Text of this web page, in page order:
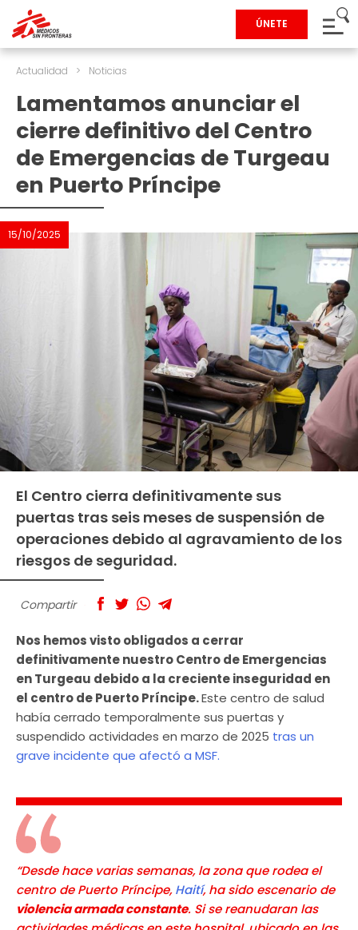
ÚNETE
Actualidad > Noticias
Lamentamos anunciar el
cierre definitivo del Centro
de Emergencias de Turgeau
en Puerto Príncipe
15/10/2025
El Centro cierra definitivamente sus
puertas tras seis meses de suspensión de
operaciones debido al agravamiento de los
riesgos de seguridad.
Compartir
Nos hemos visto obligados a cerrar
definitivamente nuestro Centro de Emergencias
en Turgeau debido a la creciente inseguridad en
el centro de Puerto Príncipe.Este centro de salud
había cerrado temporalmente sus puertas y
suspendido actividades en marzo de 2025 tras un
grave incidente que afectó a MSF.
“Desde hace varias semanas, la zona que rodea el
centro de Puerto Príncipe,Haití, ha sido escenario de
violencia armada constante. Si se reanudaran las